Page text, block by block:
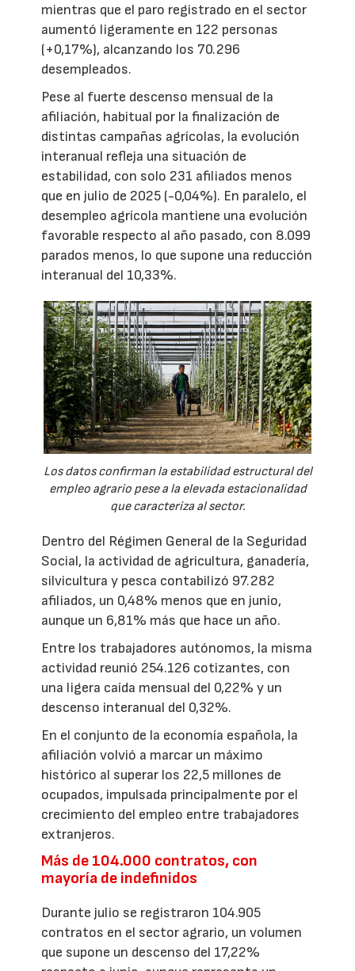
mientras que el paro registrado en el sector
aumentó ligeramente en 122 personas
(+0,17%), alcanzando los 70.296
desempleados.
Pese al fuerte descenso mensual de la
afiliación, habitual por la finalización de
distintas campañas agrícolas, la evolución
interanual refleja una situación de
estabilidad, con solo 231 afiliados menos
que en julio de 2025 (-0,04%). En paralelo, el
desempleo agrícola mantiene una evolución
favorable respecto al año pasado, con 8.099
parados menos, lo que supone una reducción
interanual del 10,33%.
Los datos confirman la estabilidad estructural del
empleo agrario pese a la elevada estacionalidad
que caracteriza al sector.
Dentro del Régimen General de la Seguridad
Social, la actividad de agricultura, ganadería,
silvicultura y pesca contabilizó 97.282
afiliados, un 0,48% menos que en junio,
aunque un 6,81% más que hace un año.
Entre los trabajadores autónomos, la misma
actividad reunió 254.126 cotizantes, con
una ligera caída mensual del 0,22% y un
descenso interanual del 0,32%.
En el conjunto de la economía española, la
afiliación volvió a marcar un máximo
histórico al superar los 22,5 millones de
ocupados, impulsada principalmente por el
crecimiento del empleo entre trabajadores
extranjeros.
Más de 104.000 contratos, con
mayoría de indefinidos
Durante julio se registraron 104.905
contratos en el sector agrario, un volumen
que supone un descenso del 17,22%